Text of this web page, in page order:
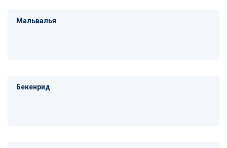
Мальвалья
Бекенрид